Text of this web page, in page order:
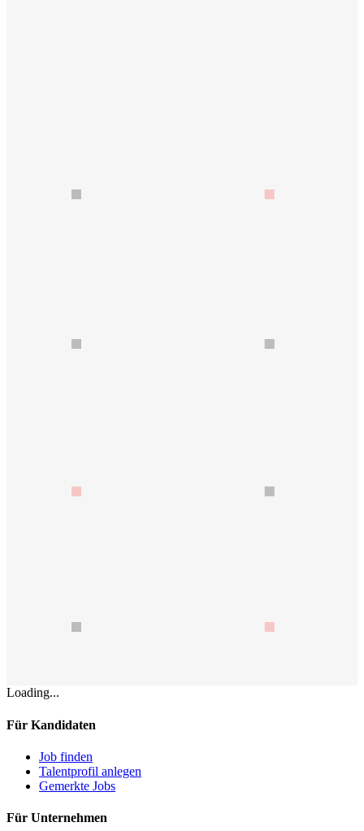
Loading...
Für Kandidaten
Job finden
Talentprofil anlegen
Gemerkte Jobs
Für Unternehmen